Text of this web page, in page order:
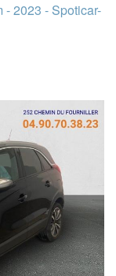
- 2023 - Spoticar-